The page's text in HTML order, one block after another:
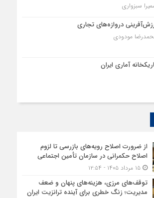
سبزواری
دروازه‌های تجاری
مودودی
آماری ایران
از ضرورت اصلاح رویه‌های بازرسی تا لزوم
اصلاح حکمرانی در سازمان تأمین اجتماعی
۱۵ مرداد ۱۴۰۵ - ۱۲:۵۴
توقف‌های مرزی، هزینه‌های پنهان و ضعف
مدیریت؛ زنگ خطری برای آینده ترانزیت ایران